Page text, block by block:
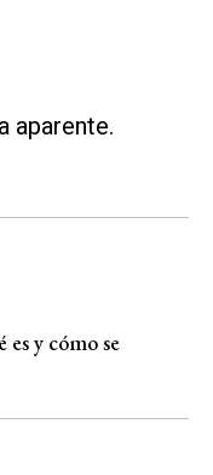
aparente.
es y cómo se